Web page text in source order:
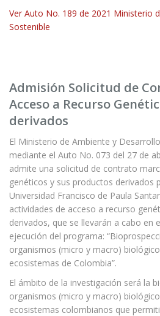
Ver Auto No. 189 de 2021 Ministerio
Sostenible
Admisión Solicitud de
Acceso a Recurso
derivados
El Ministerio de Ambiente y
mediante el Auto No. 073 del 27 de
admite una solicitud de contrato
genéticos y sus productos derivados
Universidad Francisco de Paula
actividades de acceso a recurso
derivados, que se llevarán a cabo en
ejecución del programa:
organismos (micro y macro)
ecosistemas de Colombia”.
El ámbito de la investigación será la
organismos (micro y macro)
ecosistemas colombianos que